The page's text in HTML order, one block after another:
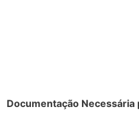
Documentação